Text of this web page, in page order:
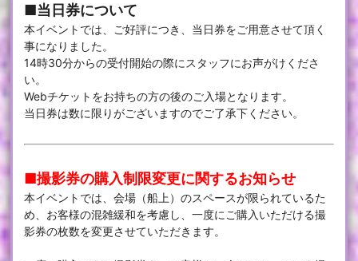
■当日券について
本イベントでは、ご好評につき、当日券をご用意させて頂く
事になりました。
14時30分からの受付開始の際にスタッフにお声がけくださ
い。
Webチケットをお持ちの方の後のご入場となります。
当日券は数に限りがございますのでご了承下ください。
■撮影券の購入制限変更に関するお知らせ
本イベントでは、会場（船上）のスペースが限られているた
め、お客様の混雑緩和を考慮し、一度にご購入いただける撮
影券の枚数を変更させていただきます。